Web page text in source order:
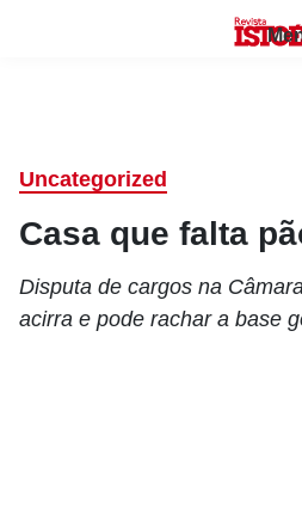
Uncategorized
Casa que falta
Disputa de cargos na
acirra e pode rachar a base